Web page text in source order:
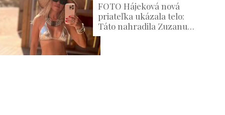
FOTO Hájeková nová
priateľka ukázala telo:
Táto nahradila Zuzanu
Belohorcovú